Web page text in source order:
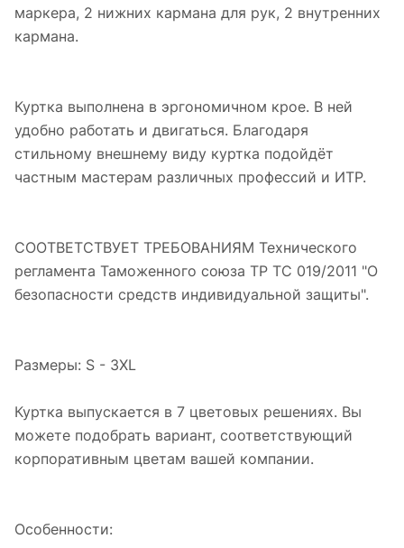
маркера, 2 нижних кармана для рук, 2 внутренних
кармана.
Куртка выполнена в эргономичном крое. В ней
удобно работать и двигаться. Благодаря
стильному внешнему виду куртка подойдёт
частным мастерам различных профессий и ИТР.
СООТВЕТСТВУЕТ ТРЕБОВАНИЯМ Технического
регламента Таможенного союза ТР ТС 019/2011 "О
безопасности средств индивидуальной защиты".
Размеры: S - 3XL
Куртка выпускается в 7 цветовых решениях. Вы
можете подобрать вариант, соответствующий
корпоративным цветам вашей компании.
Особенности: